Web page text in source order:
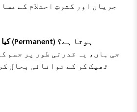
جریان اور کثرتِ احتلام کے
2. کیا اس کا رزلٹ مستقل (Permanent) ہوتا ہے؟
جی ہاں، یہ قدرتی طور پر جسم
ٹھیک کر کے توانائی بحال